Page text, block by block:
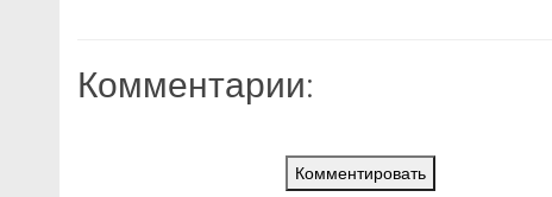
Комментарии:
Комментировать